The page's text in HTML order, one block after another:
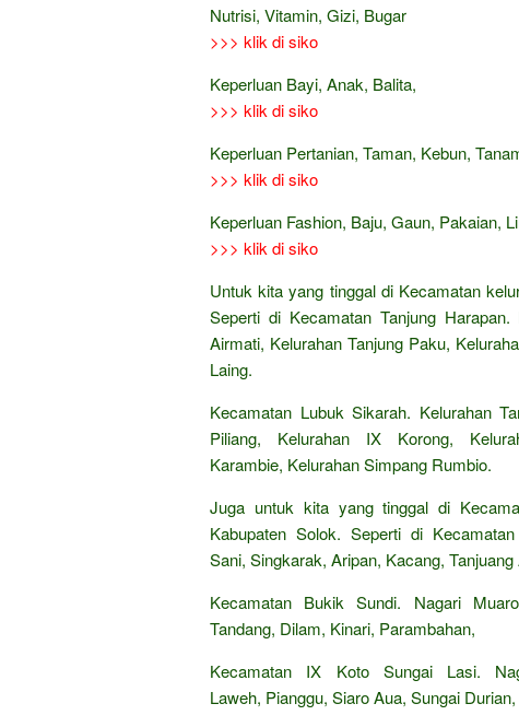
Nutrisi, Vitamin, Gizi, Bugar
>>> klik di siko
Keperluan Bayi, Anak, Balita,
>>> klik di siko
Keperluan Pertanian, Taman, Kebun,
>>> klik di siko
Keperluan Fashion, Baju, Gaun, Pakaian,
>>> klik di siko
Untuk kita yang tinggal di Kecamatan
Seperti di Kecamatan Tanjung
Airmati, Kelurahan Tanjung Paku,
Laing.
Kecamatan Lubuk Sikarah. Kelurahan
Piliang, Kelurahan IX Korong,
Karambie, Kelurahan Simpang Rumbio.
Juga untuk kita yang tinggal di
Kabupaten Solok. Seperti di
Sani, Singkarak, Aripan, Kacang,
Kecamatan Bukik Sundi. Nagari
Tandang, Dilam, Kinari, Parambahan,
Kecamatan IX Koto Sungai Lasi.
Laweh, Pianggu, Siaro Aua, Sungai